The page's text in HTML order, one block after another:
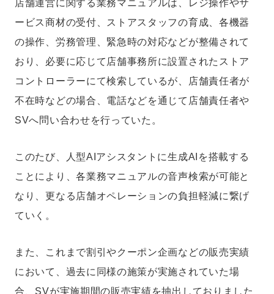
店舗運営に関する業務マニュアルは、レジ操作やサ
ービス商材の受付、ストアスタッフの育成、各機器
の操作、労務管理、緊急時の対応などが整備されて
おり、必要に応じて店舗事務所に設置されたストア
コントローラーにて検索しているが、店舗責任者が
不在時などの場合、電話などを通じて店舗責任者や
SVへ問い合わせを行っていた。
このたび、人型AIアシスタントに生成AIを搭載する
ことにより、各業務マニュアルの音声検索が可能と
なり、更なる店舗オペレーションの負担軽減に繋げ
ていく。
また、これまで割引やクーポン企画などの販売実績
において、過去に同様の施策が実施されていた場
合、SVが実施期間の販売実績を抽出しておりました